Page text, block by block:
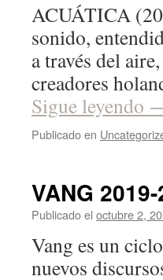
ACUÁTICA
sonido,
a través del
creadores
Sigue leyendo
Publicado en
VANG
Publicado el octubre 2,
Vang es un
nuevos